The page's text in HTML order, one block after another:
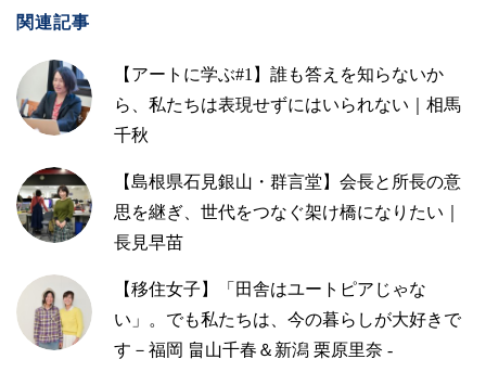
関連記事
【アートに学ぶ#1】誰も答えを知らないか
ら、私たちは表現せずにはいられない｜相馬
千秋
【島根県石見銀山・群言堂】会長と所長の意
思を継ぎ、世代をつなぐ架け橋になりたい｜
長見早苗
【移住女子】「田舎はユートピアじゃな
い」。でも私たちは、今の暮らしが大好きで
す－福岡 畠山千春＆新潟 栗原里奈 -